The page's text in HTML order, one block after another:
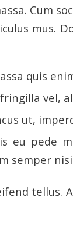
Cum
mus.
quis
vel,
ut,
eu pede
semper
tellus.